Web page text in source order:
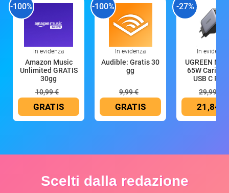
-100%
In evidenza
Amazon Music
Unlimited GRATIS
30gg
10,99 €
GRATIS
-100%
In evidenza
Audible: Gratis 30
gg
9,99 €
GRATIS
-27%
In evidenza
UGREEN
65W
USB C
29,99 €
21,84 €
Scelti dalla redazione